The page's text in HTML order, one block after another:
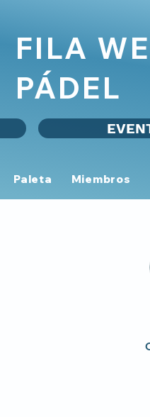
FILA
PÁDEL
Paleta Miembros